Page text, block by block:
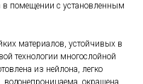
в помещении с установленным
материалов, устойчивых в
технологии многослойной
из нейлона, легко